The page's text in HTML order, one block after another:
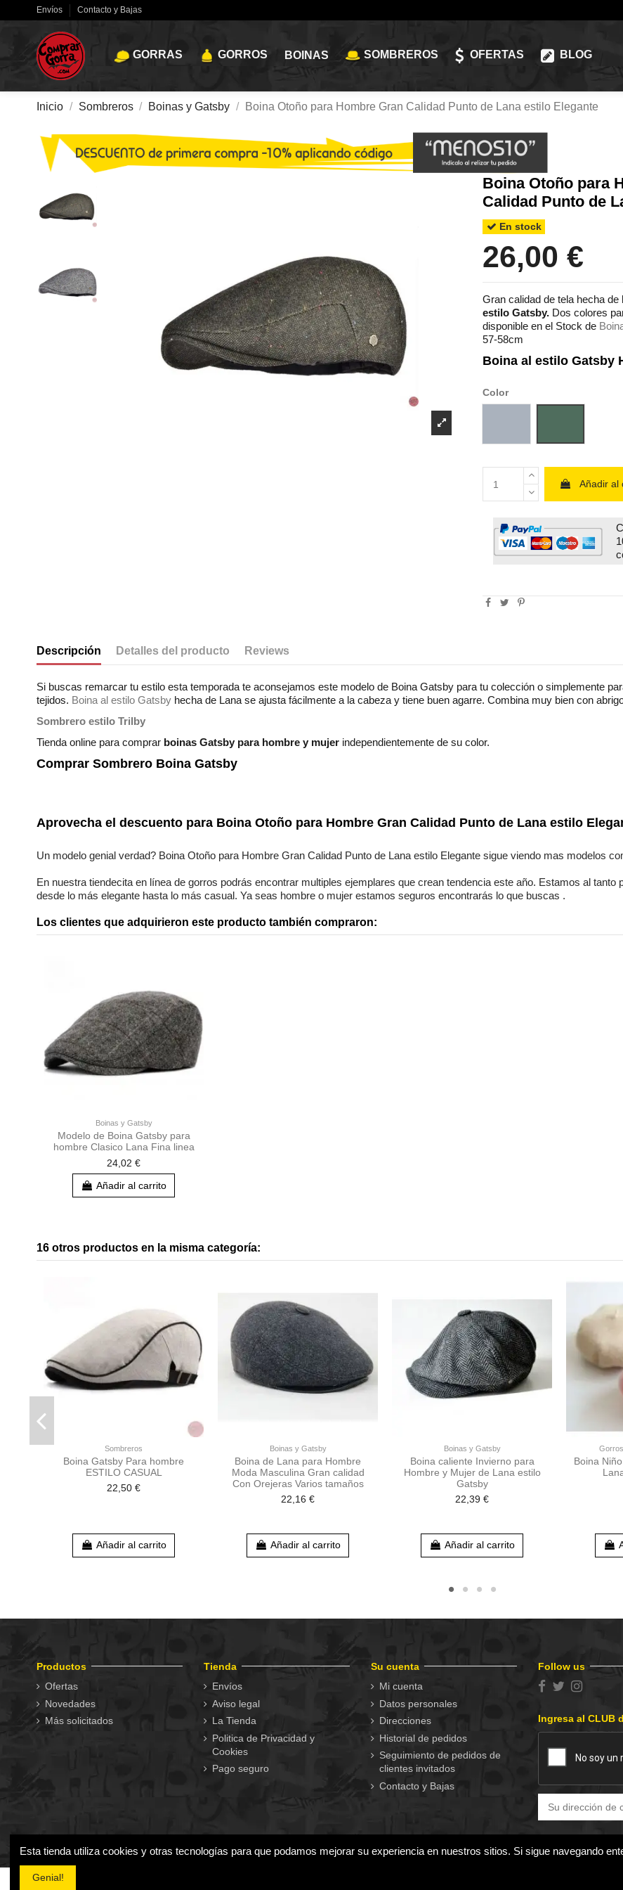
Envíos Contacto y Bajas
GORRAS GORROS BOINAS SOMBREROS OFERTAS BLOG
Inicio Sombreros Boinas y Gatsby Boina Otoño para Hombre Gran Calidad Punto de Lana estilo Elegante
Boina Otoño para
Calidad Punto de
En stock
26,00 €
Gran calidad de tela hecha
estilo Gatsby. Dos colores
disponible en el Stock de
57-58cm
Boina al estilo Gatsby
Color
Añadir al
Descripción Detalles del producto Reviews
Si buscas remarcar tu estilo esta temporada te aconsejamos este modelo de Boina Gatsby para tu colección o simplemente
tejidos. Boina al estilo Gatsby hecha de Lana se ajusta fácilmente a la cabeza y tiene buen agarre. Combina muy bien con
Sombrero estilo Trilby
Tienda online para comprar boinas Gatsby para hombre y mujer independientemente de su color.
Comprar Sombrero Boina Gatsby
Estilos Elegante
Aprovecha el descuento para Boina Otoño para Hombre Gran Calidad Punto de Lana estilo
Un modelo genial verdad? Boina Otoño para Hombre Gran Calidad Punto de Lana estilo Elegante sigue viendo mas modelos
En nuestra tiendecita en línea de gorros podrás encontrar multiples ejemplares que crean tendencia este año. Estamos al tanto
desde lo más elegante hasta lo más casual. Ya seas hombre o mujer estamos seguros encontrarás lo que buscas .
Los clientes que adquirieron este producto también compraron:
Boinas y Gatsby
Modelo de Boina Gatsby para
hombre Clasico Lana Fina linea
24,02 €
Añadir al carrito
16 otros productos en la misma categoría:
Sombreros
Boina Gatsby Para hombre
ESTILO CASUAL
22,50 €
Añadir al carrito
Boinas y Gatsby
Boina de Lana para Hombre
Moda Masculina Gran calidad
Con Orejeras Varios tamaños
22,16 €
Añadir al carrito
Boinas y Gatsby
Boina caliente Invierno para
Hombre y Mujer de Lana estilo
Gatsby
22,39 €
Añadir al carrito
Boina
Productos
Ofertas
Novedades
Más solicitados
Tienda
Envíos
Aviso legal
La Tienda
Politica de Privacidad y
Cookies
Pago seguro
Su cuenta
Mi cuenta
Datos personales
Direcciones
Historial de pedidos
Seguimiento de pedidos de
clientes invitados
Contacto y Bajas
Follow us
Ingresa al CLUB
Esta tienda utiliza cookies y otras tecnologías para que podamos mejorar su experiencia en nuestros sitios. Si sigue navegando
Genial!